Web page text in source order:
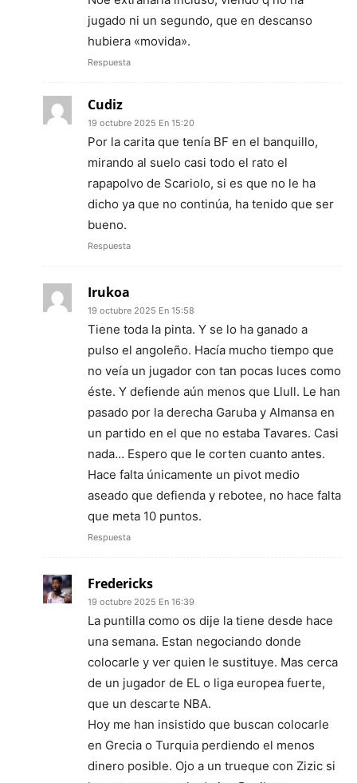
jugado ni un segundo, que en descanso
hubiera «movida».
Respuesta
Cudiz
19 octubre 2025 En 15:20
Por la carita que tenía BF en el banquillo,
mirando al suelo casi todo el rato el
rapapolvo de Scariolo, si es que no le ha
dicho ya que no continúa, ha tenido que ser
bueno.
Respuesta
Irukoa
19 octubre 2025 En 15:58
Tiene toda la pinta. Y se lo ha ganado a
pulso el angoleño. Hacía mucho tiempo que
no veía un jugador con tan pocas luces como
éste. Y defiende aún menos que Llull. Le han
pasado por la derecha Garuba y Almansa en
un partido en el que no estaba Tavares. Casi
nada… Espero que le corten cuanto antes.
Hace falta únicamente un pivot medio
aseado que defienda y rebotee, no hace falta
que meta 10 puntos.
Respuesta
Fredericks
19 octubre 2025 En 16:39
La puntilla como os dije la tiene desde hace
una semana. Estan negociando donde
colocarle y ver quien le sustituye. Mas cerca
de un jugador de EL o liga europea fuerte,
que un descarte NBA.
Hoy me han insistido que buscan colocarle
en Grecia o Turquia perdiendo el menos
dinero posible. Ojo a un trueque con Zizic si